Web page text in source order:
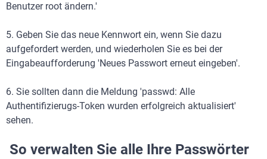
Benutzer root ändern.'
5. Geben Sie das neue Kennwort ein, wenn Sie dazu
aufgefordert werden, und wiederholen Sie es bei der
Eingabeaufforderung 'Neues Passwort erneut eingeben'.
6. Sie sollten dann die Meldung 'passwd: Alle
Authentifizierugs-Token wurden erfolgreich aktualisiert'
sehen.
So verwalten Sie alle Ihre Passwörter